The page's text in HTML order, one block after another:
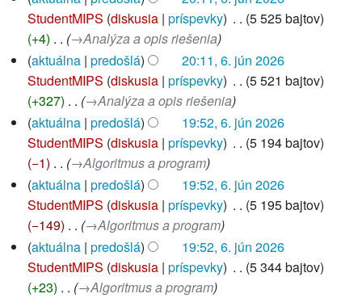
t
a
c
e
StudentMIPS diskusia príspevky
5 525 bajtov
+4
→‎Analýza a opis riešenia
aktuálna predošlá
20:11, 6. jún 2026
StudentMIPS diskusia príspevky
5 521 bajtov
+327
→‎Analýza a opis riešenia
aktuálna predošlá
19:52, 6. jún 2026
StudentMIPS diskusia príspevky
5 194 bajtov
−1
→‎Algoritmus a program
aktuálna predošlá
19:52, 6. jún 2026
StudentMIPS diskusia príspevky
5 195 bajtov
−149
→‎Algoritmus a program
aktuálna predošlá
19:52, 6. jún 2026
StudentMIPS diskusia príspevky
5 344 bajtov
+23
→‎Algoritmus a program